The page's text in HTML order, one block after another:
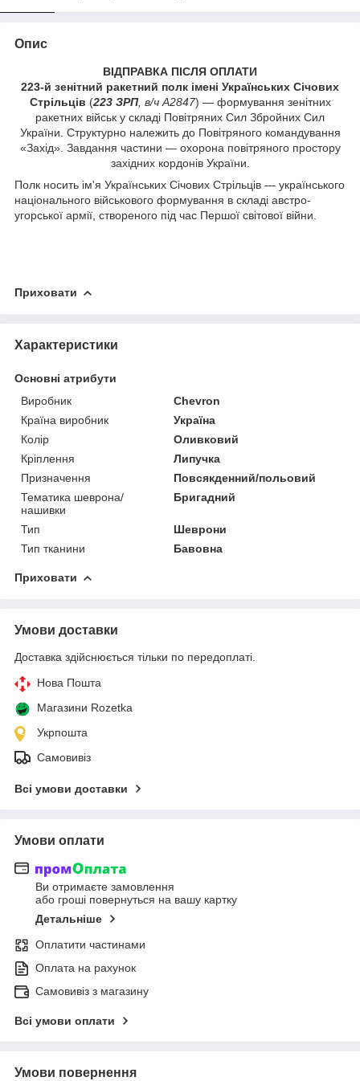
Опис
ВІДПРАВКА ПІСЛЯ ОПЛАТИ
223-й зенітний ракетний полк імені Українських Січових
Стрільців (223 ЗРП, в/ч А2847) — формування зенітних
ракетних військ у складі Повітряних Сил Збройних Сил
України. Структурно належить до Повітряного командування
«Захід». Завдання частини — охорона повітряного простору
західних кордонів України.
Полк носить ім'я Українських Січових Стрільців — українського
національного військового формування в складі австро-
угорської армії, створеного під час Першої світової війни.
Приховати
Характеристики
Основні атрибути
Виробник
Chevron
Країна виробник
Україна
Колір
Оливковий
Кріплення
Липучка
Призначення
Повсякденний/польовий
Тематика шеврона/
нашивки
Бригадний
Тип
Шеврони
Тип тканини
Бавовна
Приховати
Умови доставки
Доставка здійснюється тільки по передоплаті.
Нова Пошта
Магазини Rozetka
Укрпошта
Самовивіз
Всі умови доставки
Умови оплати
Ви отримаєте замовлення
або гроші повернуться на вашу картку
Детальніше
Оплатити частинами
Оплата на рахунок
Самовивіз з магазину
Всі умови оплати
Умови повернення